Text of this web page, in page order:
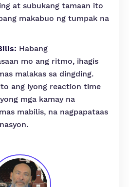
at subukang tamaan ito
makabuo ng tumpak na
Habang
mo ang ritmo, ihagis
malakas sa dingding.
ang iyong reaction time
mga kamay na
mabilis, na nagpapataas